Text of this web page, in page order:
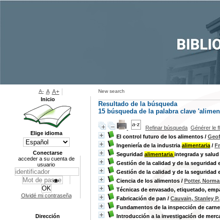
New search
Resultado de la búsqueda
15 búsqueda de la palabra clave
Refinar búsqueda Générer le
El control futuro de los alimentos /
Ingeniería de la industria alimentaria /
Seguridad alimentaria integrada y
Gestión de la calidad y de la seguridad
Gestión de la calidad y de la seguridad
Ciencia de los alimentos / Potter,
Técnicas de envasado, etiquetado,
Fabricación de pan / Cauvain, Stanley P.
Fundamentos de la inspección de
Introducción a la investigación de
A- A A+
Inicio
Elige idioma
Conectarse
acceder a su cuenta de
usuario
Olvidé mi contraseña
Dirección